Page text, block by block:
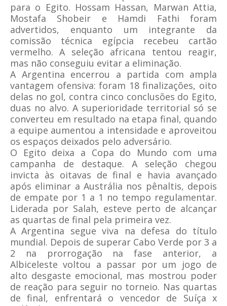
para o Egito. Hossam Hassan, Marwan Attia,
Mostafa Shobeir e Hamdi Fathi foram
advertidos, enquanto um integrante da
comissão técnica egípcia recebeu cartão
vermelho. A seleção africana tentou reagir,
mas não conseguiu evitar a eliminação.
A Argentina encerrou a partida com ampla
vantagem ofensiva: foram 18 finalizações, oito
delas no gol, contra cinco conclusões do Egito,
duas no alvo. A superioridade territorial só se
converteu em resultado na etapa final, quando
a equipe aumentou a intensidade e aproveitou
os espaços deixados pelo adversário.
O Egito deixa a Copa do Mundo com uma
campanha de destaque. A seleção chegou
invicta às oitavas de final e havia avançado
após eliminar a Austrália nos pênaltis, depois
de empate por 1 a 1 no tempo regulamentar.
Liderada por Salah, esteve perto de alcançar
as quartas de final pela primeira vez.
A Argentina segue viva na defesa do título
mundial. Depois de superar Cabo Verde por 3 a
2 na prorrogação na fase anterior, a
Albiceleste voltou a passar por um jogo de
alto desgaste emocional, mas mostrou poder
de reação para seguir no torneio. Nas quartas
de final, enfrentará o vencedor de Suíça x